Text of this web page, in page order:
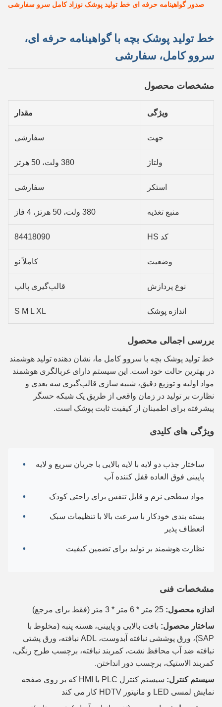
صدور گواهینامه حرفه ای خط تولید پوشک نوزاد کامل سرو سفارشی
خط تولید پوشک بچه با گواهینامه حرفه ای،
سروو کامل، سفارشی
مشخصات محصول
ویژگی مقدار
جهت سفارشی
ولتاژ 380 ولت، 50 هرتز
استکر سفارشی
منبع تغذیه 380 ولت، 50 هرتز، 4 فاز
کد HS 84418090
وضعیت کاملاً نو
نوع پردازش قالب‌گیری پالپ
اندازه پوشک S M L XL
بررسی اجمالی محصول
خط تولید پوشک بچه با سروو کامل ما، نشان دهنده تولید هوشمند
در بهترین حالت خود است. این سیستم دارای غربالگری هوشمند
مواد اولیه و توزیع دقیق، شبیه سازی قالب‌گیری سه بعدی و
نظارت بر تولید در زمان واقعی از طریق یک شبکه حسگر
پیشرفته برای اطمینان از کیفیت ثابت پوشک است.
ویژگی های کلیدی
ساختار جذب دو لایه با لایه بالایی با جریان سریع و لایه
پایینی فوق العاده قفل کننده آب
مواد سطحی نرم و قابل تنفس برای راحتی کودک
بسته بندی خودکار با سرعت بالا با تنظیمات سبک
انعطاف پذیر
نظارت هوشمند بر تولید برای تضمین کیفیت
مشخصات فنی
اندازه محصول:
ساختار محصول: بافت بالایی و پایینی، هسته پنبه (مخلوط با
SAP)، ورق پوششی نبافته آبدوست، ADL نبافته، ورق پشتی
نبافته ضد آب محافظ نشت، کمربند نبافته، برچسب طرح رنگی،
کمربند الاستیک، برچسب دور انداختن.
سیستم کنترل:
سیستم کنترل PLC با HMI که بر روی صفحه
نمایش لمسی LED و مانیتور HDTV کار می کند